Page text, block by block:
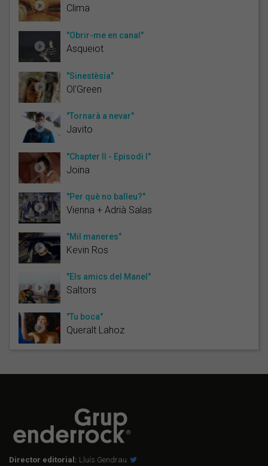
Clima
"Obrir-me en canal"
Asqueiot
"Sinestèsia"
Ol'Green
"Tornarà a nevar"
Javito
"Chapter II - Episodi I"
Joina
"Per què no balleu?"
Vienna + Adrià Salas
"Mil maneres"
Kevin Ros
"Els amics del Manel"
Saltors
"Tu boca"
Queralt Lahoz
Director editorial: Lluís Gendrau